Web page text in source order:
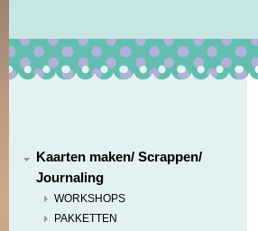
Kaarten maken/ Scrappen/
Journaling
WORKSHOPS
PAKKETTEN